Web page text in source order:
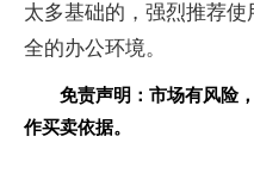
太多基础的，强烈推荐
全的办公环境。
免责声明：市场有风险
作买卖依据。